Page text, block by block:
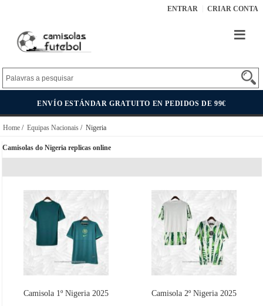
ENTRAR CRIAR CONTA
ENVÍO ESTÁNDAR GRATUITO EN PEDIDOS DE 99€
Home / Equipas Nacionais / Nigeria
Camisolas do Nigeria replicas online
Camisola 1º Nigeria 2025 Camisola 2º Nigeria 2025